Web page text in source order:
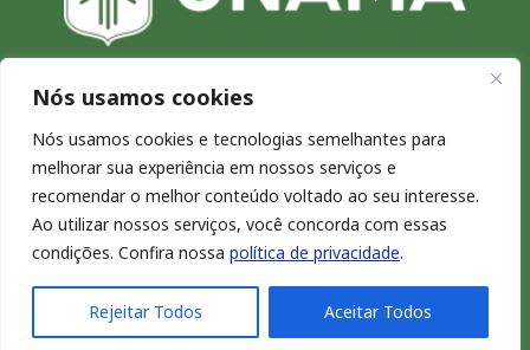
Nós usamos cookies
Nós usamos cookies e tecnologias semelhantes para
melhorar sua experiência em nossos serviços e
recomendar o melhor conteúdo voltado ao seu interesse.
Ao utilizar nossos serviços, você concorda com essas
condições. Confira nossa política de privacidade.
Rejeitar Todos Aceitar Todos
Blog da UNAMA - Excelência por
natureza
Copyright © 2026. Todos os direitos reservados.